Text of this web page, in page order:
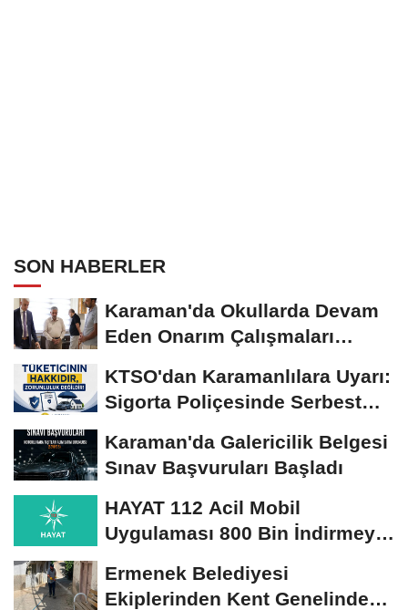
SON HABERLER
Karaman'da Okullarda Devam
Eden Onarım Çalışmaları
KTSO'dan Karamanlılara Uyarı:
Sigorta Poliçesinde Serbest
Karaman'da Galericilik Belgesi
Sınav Başvuruları Başladı
HAYAT 112 Acil Mobil
Uygulaması 800 Bin İndirmeyi
Ermenek Belediyesi
Ekiplerinden Kent Genelinde